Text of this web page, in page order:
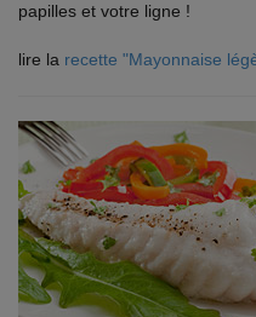
papilles et votre ligne !
lire la recette "Mayonnaise